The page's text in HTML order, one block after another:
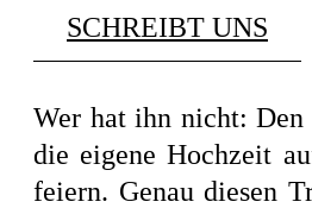
SCHREIBT UNS
Wer hat ihn nicht: Den
die eigene Hochzeit
feiern. Genau diesen